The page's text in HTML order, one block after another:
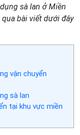
sà lan ở Miền
bài viết dưới đây
vận chuyển
sà lan
tại khu vực miền